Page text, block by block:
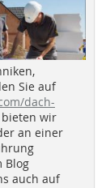
Sie auf
dach-
wir
an einer
Blog
auch auf